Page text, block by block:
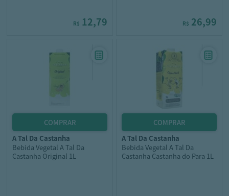
R$ 12,79 R$ 26,99
a tal da castanha
Bebida Vegetal A Tal Da
Castanha Original 1L
a tal da castanha
Bebida Vegetal A Tal Da
Castanha Castanha do Para 1L